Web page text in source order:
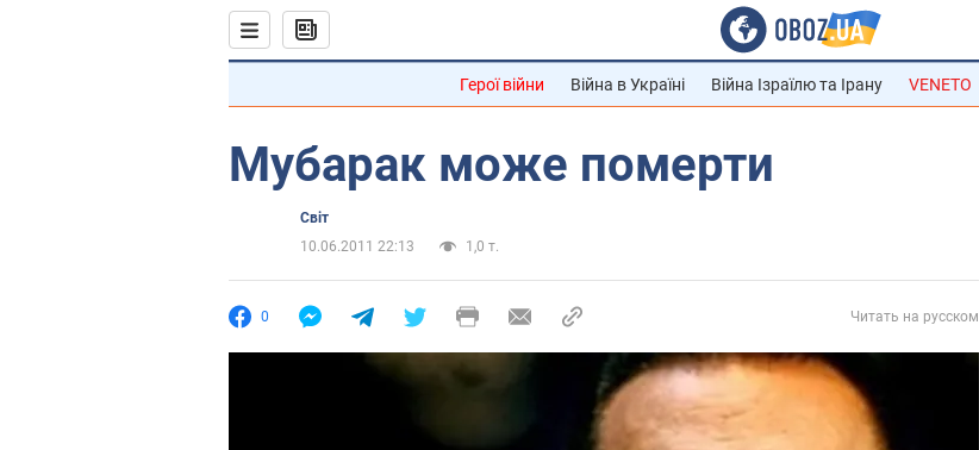
Герої війни Війна в Україні Війна Ізраїлю та Ірану VENETO
Мубарак може померти
Світ
10.06.2011 22:13
1,0 т.
0 Читать на русском